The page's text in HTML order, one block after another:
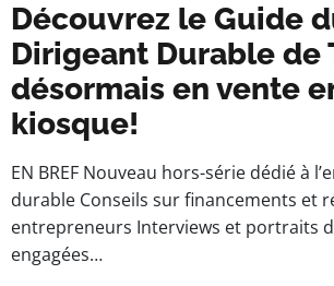
Découvrez le Guide
Dirigeant Durable de
désormais en vente
kiosque!
EN BREF Nouveau hors-série dédié à
durable Conseils sur financements et
entrepreneurs Interviews et portraits
engagées…